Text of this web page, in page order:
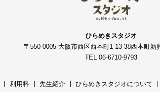
ひらめきスタジオ
〒550-0005 大阪市西区西本町1-13-38西本町新
TEL 06-6710-9793
利用料 先生紹介 ひらめきスタジオについて